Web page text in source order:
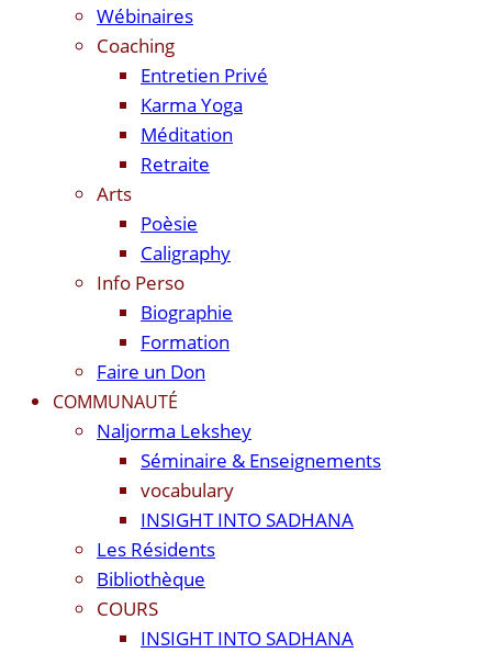
Wébinaires
Coaching
Entretien Privé
Karma Yoga
Méditation
Retraite
Arts
Poèsie
Caligraphy
Info Perso
Biographie
Formation
Faire un Don
COMMUNAUTÉ
Naljorma Lekshey
Séminaire & Enseignements
vocabulary
INSIGHT INTO SADHANA
Les Résidents
Bibliothèque
COURS
INSIGHT INTO SADHANA